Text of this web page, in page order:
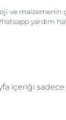
ve
yardım
içeriği